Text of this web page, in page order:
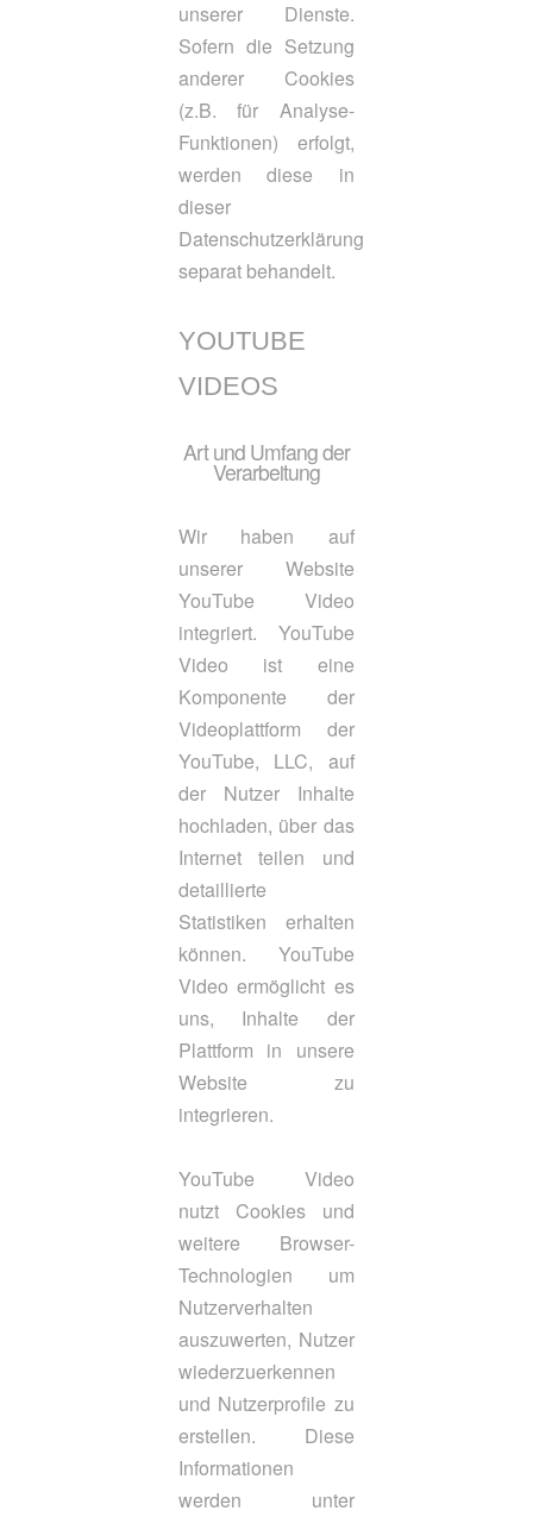
unserer Dienste.
Sofern die Setzung
anderer Cookies
(z.B. für Analyse-
Funktionen) erfolgt,
werden diese in
dieser
Datenschutzerklärung
separat behandelt.
YOUTUBE
VIDEOS
Art und Umfang der
Verarbeitung
Wir haben auf
unserer Website
YouTube Video
integriert. YouTube
Video ist eine
Komponente der
Videoplattform der
YouTube, LLC, auf
der Nutzer Inhalte
hochladen, über das
Internet teilen und
detaillierte
Statistiken erhalten
können. YouTube
Video ermöglicht es
uns, Inhalte der
Plattform in unsere
Website zu
integrieren.
YouTube Video
nutzt Cookies und
weitere Browser-
Technologien um
Nutzerverhalten
auszuwerten, Nutzer
wiederzuerkennen
und Nutzerprofile zu
erstellen. Diese
Informationen
werden unter